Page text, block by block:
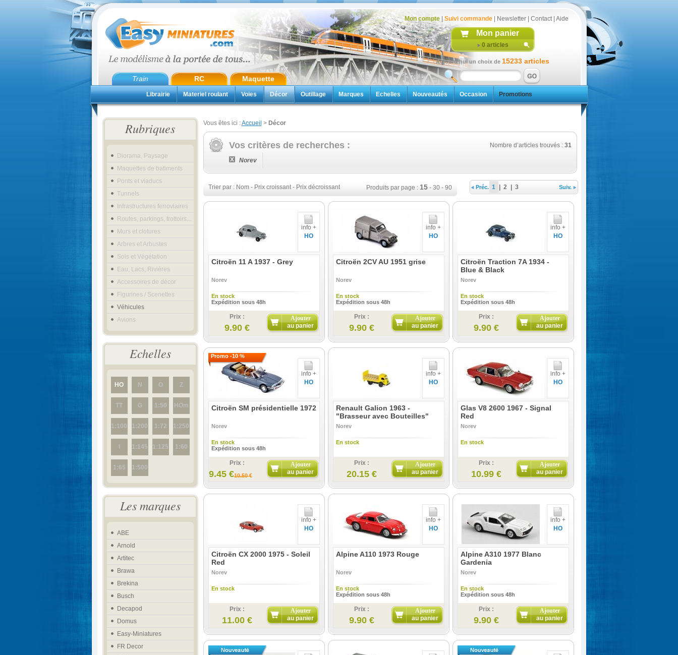
Train RC Maquette
Mon compte| Suivi commande| Newsletter| Contact| Aide
Mon panier
0 articles
Aujourd'hui un choix de 15233 articles
Librairie Materiel roulant Voies Décor Outillage Marques Echelles Nouveautés Occasion Promotions
Rubriques
Diorama, Paysage
Maquettes de batiments
Ponts et viaducs
Tunnels
Infrastructures ferroviaires
Routes, parkings, trottoirs...
Murs et clotures
Arbres et Arbustes
Sols et Végétation
Eau, Lacs, Rivières
Accessoires de décor
Figurines / Scenettes
Véhicules
Avions
Echelles
HO N O Z
TT G 1:50 HOm
1:100 1:200 1:72 1:250
1:145 1:125 1:60
1:65 1:500
Les marques
ABE
Arnold
Artitec
Brawa
Brekina
Busch
Decapod
Domus
Easy-Miniatures
FR Decor
Vous êtes ici :Accueil > Décor
Vos critères de recherches : Nombre d’articles trouvés : 31
Norev
Trier par : Nom- Prix croissant- Prix décroissant Produits par page : 15- 30- 90 Préc. 1 2 3 Suiv.
info +
HO
Citroën 11 A 1937 - Grey
Norev
En stock
Expédition sous 48h
Prix :
9.90 €
Ajouter
au panier
info +
HO
Citroën 2CV AU 1951 grise
Norev
En stock
Expédition sous 48h
Prix :
9.90 €
Ajouter
au panier
info +
HO
Citroën Traction 7A 1934 -
Blue & Black
Norev
En stock
Expédition sous 48h
Prix :
9.90 €
Ajouter
au panier
Promo -10 %
info +
HO
Citroën SM présidentielle 1972
Norev
En stock
Expédition sous 48h
Prix :
9.45 €10.50 €
Ajouter
au panier
info +
HO
Renault Galion 1963 -
"Brasseur avec Bouteilles"
Norev
En stock
Prix :
20.15 €
Ajouter
au panier
info +
HO
Glas V8 2600 1967 - Signal
Red
Norev
En stock
Prix :
10.99 €
Ajouter
au panier
info +
HO
Citroën CX 2000 1975 - Soleil
Red
Norev
En stock
Prix :
11.00 €
Ajouter
au panier
info +
HO
Alpine A110 1973 Rouge
Norev
En stock
Expédition sous 48h
Prix :
9.90 €
Ajouter
au panier
info +
HO
Alpine A310 1977 Blanc
Gardenia
Norev
En stock
Expédition sous 48h
Prix :
9.90 €
Ajouter
au panier